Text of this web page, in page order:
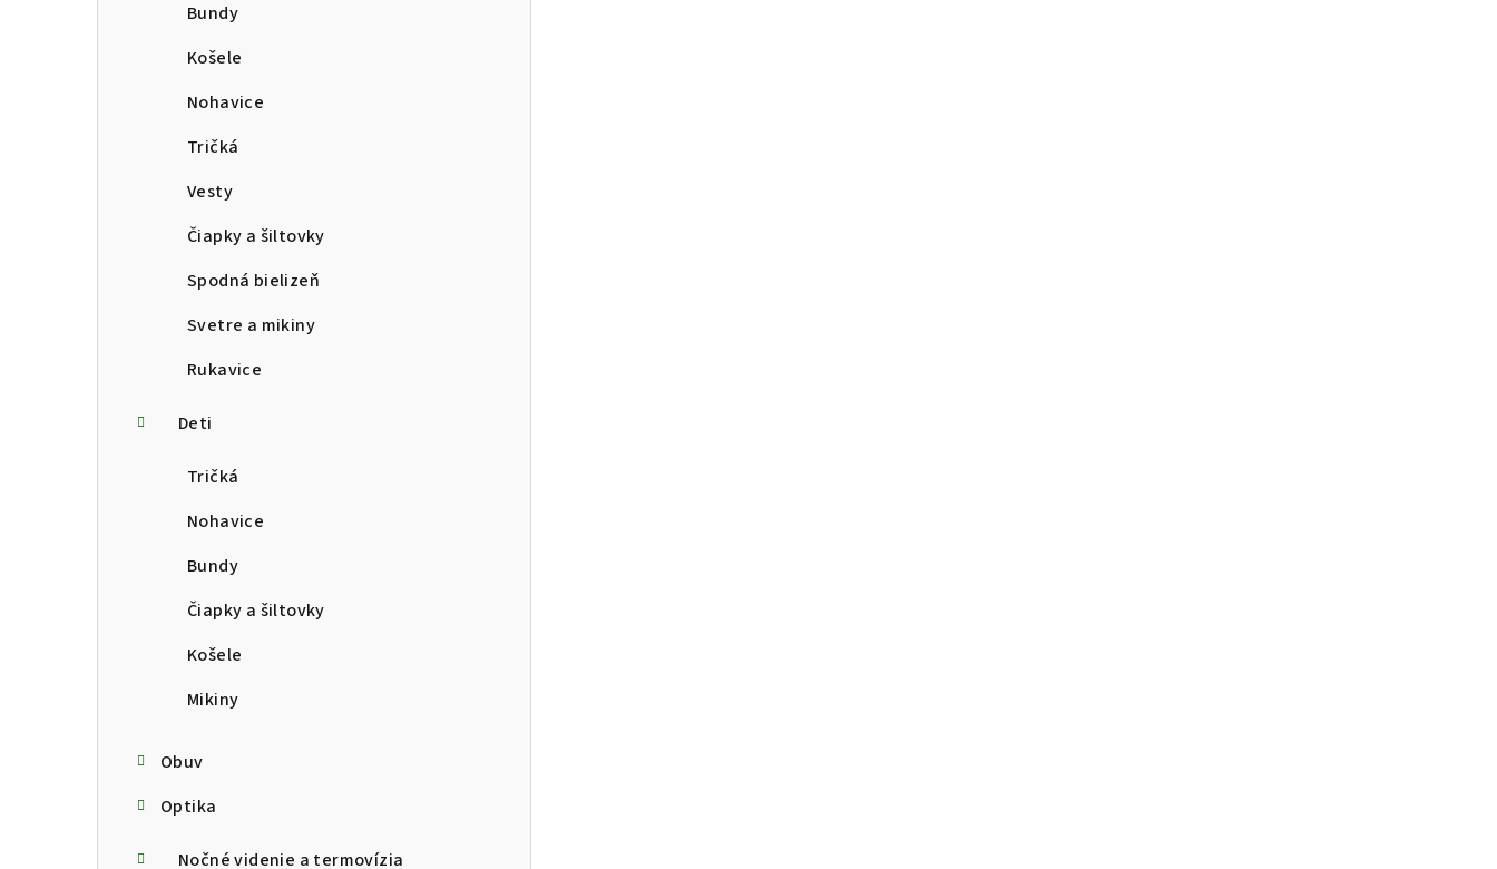
Bundy
Košele
Nohavice
Tričká
Vesty
Čiapky a šiltovky
Spodná bielizeň
Svetre a mikiny
Rukavice
Deti
Tričká
Nohavice
Bundy
Čiapky a šiltovky
Košele
Mikiny
Obuv
Optika
Nočné videnie a termovízia